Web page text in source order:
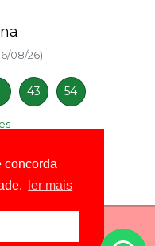
concorda
ler mais
08/26)
43 54
- Todos os direitos